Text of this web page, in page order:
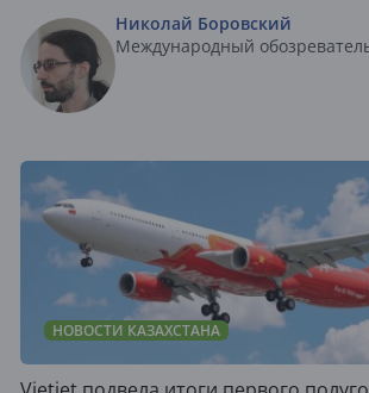
Николай Боровский
Международный
НОВОСТИ КАЗАХСТАНА